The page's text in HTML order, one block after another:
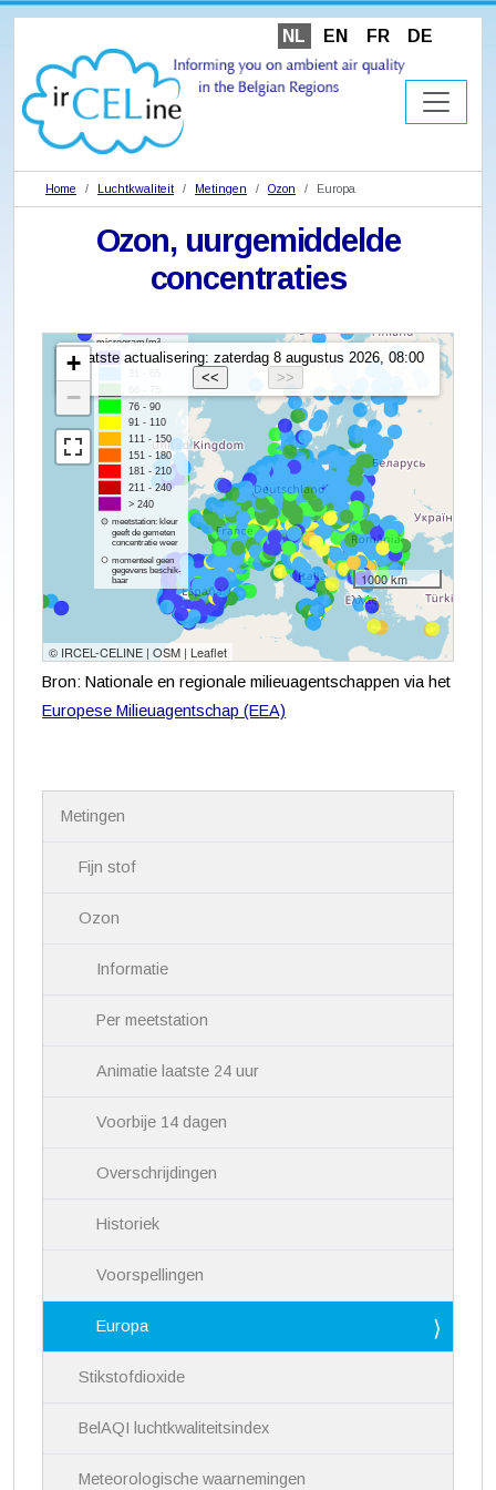
NL EN FR DE
Home Luchtkwaliteit Metingen Ozon Europa
Ozon, uurgemiddelde
concentraties
Bron: Nationale en regionale milieuagentschappen via het
Europese Milieuagentschap (EEA)
Metingen
Fijn stof
Ozon
Informatie
Per meetstation
Animatie laatste 24 uur
Voorbije 14 dagen
Overschrijdingen
Historiek
Voorspellingen
Europa
Stikstofdioxide
BelAQI luchtkwaliteitsindex
Meteorologische waarnemingen